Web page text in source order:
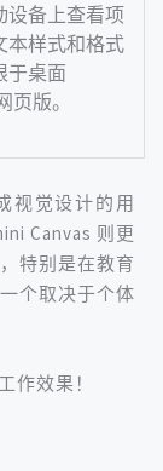
设备上查看项
本样式和格式
于桌面
页版。
视觉设计的用
Canvas 则更
特别是在教育
个取决于个体
作效果！